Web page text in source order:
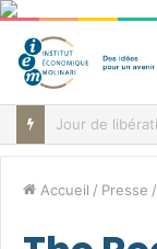
Accueil / Presse /